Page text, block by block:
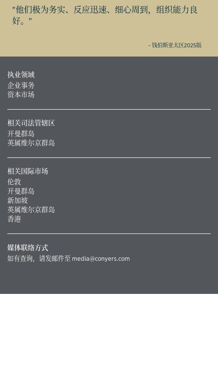
"他们极为务实、反应迅速、细心周到，组织能力良
好。"
- 钱伯斯亚太区2025版
执业领域
企业事务
资本市场
相关司法管辖区
开曼群岛
英属维尔京群岛
相关国际市场
伦敦
开曼群岛
新加坡
英属维尔京群岛
香港
媒体联络方式
如有查询，请发邮件至 media@conyers.com